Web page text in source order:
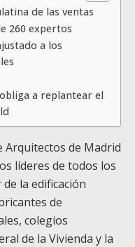
de las ventas
260 expertos
a los
a replantear el
Arquitectos de Madrid
líderes de todos los
la edificación
de
colegios
de la Vivienda y la